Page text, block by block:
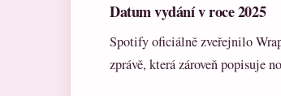
Datum vydání v roce 2025
Spotify oficiálně zveřejnilo
zprávě, která zároveň popisuje